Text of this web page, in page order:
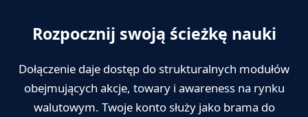
Rozpocznij swoją ścieżkę nauki
Dołączenie daje dostęp do strukturalnych modułów
obejmujących akcje, towary i awareness na rynku
walutowym. Twoje konto służy jako brama do